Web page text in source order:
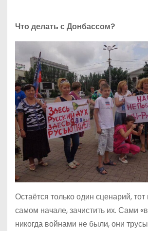
Что делать с Донбассом?
Остаётся только один сценарий,
самом начале, зачистить их. Сами
никогда войнами не были, они